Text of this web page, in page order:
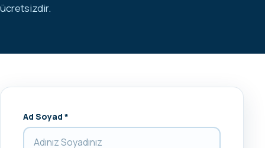
ücretsizdir.
Ad Soyad *